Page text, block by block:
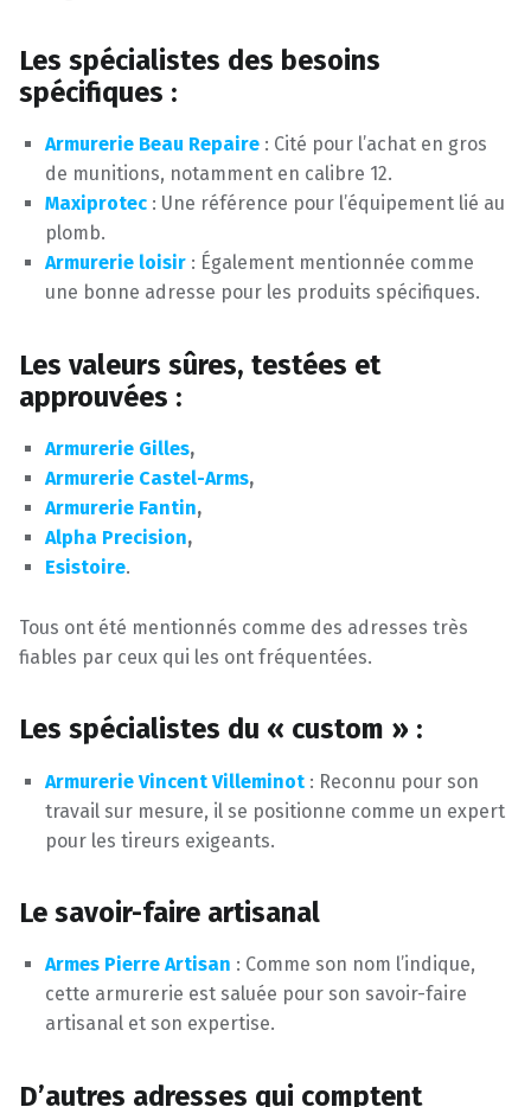
Les spécialistes des besoins
spécifiques :
Armurerie Beau Repaire : Cité pour l’achat en gros
de munitions, notamment en calibre 12.
Maxiprotec : Une référence pour l’équipement lié au
plomb.
Armurerie loisir : Également mentionnée comme
une bonne adresse pour les produits spécifiques.
Les valeurs sûres, testées et
approuvées :
Armurerie Gilles,
Armurerie Castel-Arms,
Armurerie Fantin,
Alpha Precision,
Esistoire.
Tous ont été mentionnés comme des adresses très
fiables par ceux qui les ont fréquentées.
Les spécialistes du « custom » :
Armurerie Vincent Villeminot : Reconnu pour son
travail sur mesure, il se positionne comme un expert
pour les tireurs exigeants.
Le savoir-faire artisanal
Armes Pierre Artisan : Comme son nom l’indique,
cette armurerie est saluée pour son savoir-faire
artisanal et son expertise.
D’autres adresses qui comptent